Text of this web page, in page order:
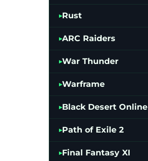
Rust
ARC Raiders
War Thunder
Warframe
Black Desert Online
Path of Exile 2
Final Fantasy XI